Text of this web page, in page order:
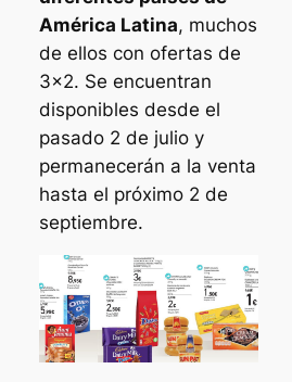
América Latina, muchos
de ellos con ofertas de
3×2. Se encuentran
disponibles desde el
pasado 2 de julio y
permanecerán a la venta
hasta el próximo 2 de
septiembre.